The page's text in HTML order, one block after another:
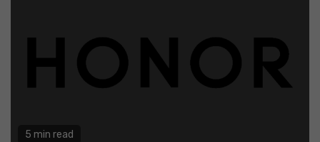
5 min read